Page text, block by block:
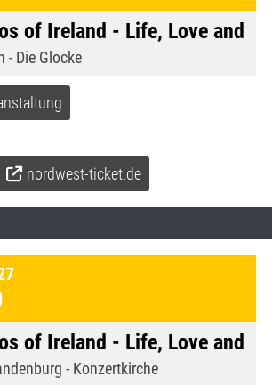
of Ireland - Life, Love and
- Die Glocke
nordwest-ticket.de
of Ireland - Life, Love and
- Konzertkirche